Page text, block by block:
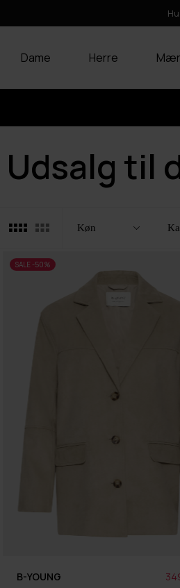
Dame Herre
Udsalg til
Køn
SALE -50%
B-YOUNG